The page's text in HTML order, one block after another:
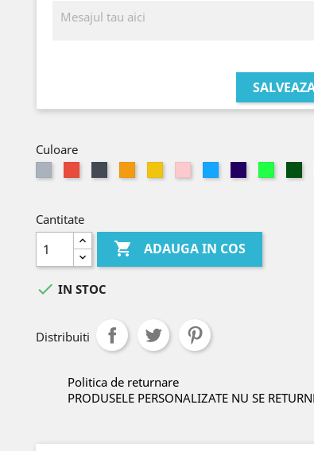
Culoare
Cantitate
 ADAUGA IN COS
 IN STOC
Distribuiti
Politica de returnare
PRODUSELE PERSONALIZATE NU SE